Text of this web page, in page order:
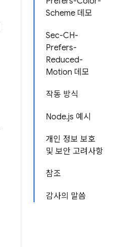
Scheme 데모
Sec-CH-
Prefers-
Reduced-
Motion 데모
작동 방식
Node.js 예시
개인 정보 보호
및 보안 고려사항
참조
감사의 말씀